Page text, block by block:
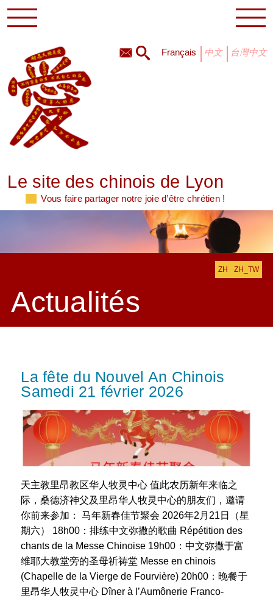
français 中文 台灣中文
Le site des chinois de Lyon
Vous faire partager notre joie d’être chrétien !
ZH ZH_TW
Actualités
La fête du Nouvel An Chinois
Samedi 21 février 2026
天主教里昂教区华人牧灵中心 值此农历新年来临之
际，桑德济神父及里昂华人牧灵中心的朋友们，邀请
你前来参加： 马年新春佳节聚会 2026年2月21日（星
期六） 18h00：排练中文弥撒的歌曲 Répétition des
chants de la Messe Chinoise 19h00：中文弥撒于富
维耶大教堂旁的圣母祈祷堂 Messe en chinois
(Chapelle de la Vierge de Fourvière) 20h00：晚餐于
里昂华人牧灵中心 Dîner à l’Aumônerie Franco-